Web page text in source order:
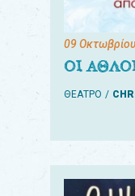
09
ΟΙ
ΘΕΑΤΡΟ